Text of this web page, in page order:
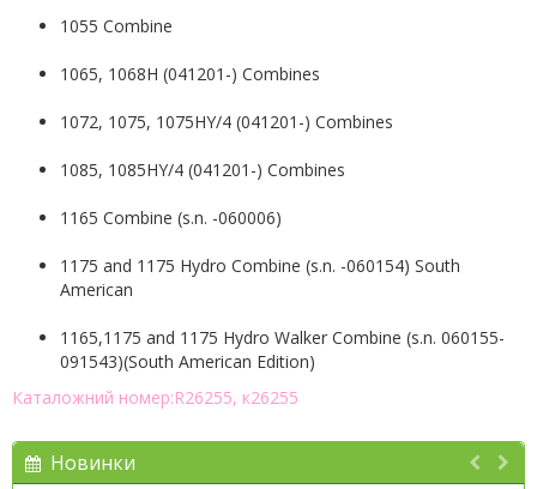
1055 Combine
1065, 1068H (041201-) Combines
1072, 1075, 1075HY/4 (041201-) Combines
1085, 1085HY/4 (041201-) Combines
1165 Combine (s.n. -060006)
1175 and 1175 Hydro Combine (s.n. -060154) South
American
1165,1175 and 1175 Hydro Walker Combine (s.n. 060155-
091543)(South American Edition)
Каталожний номер:R26255, к26255
Новинки